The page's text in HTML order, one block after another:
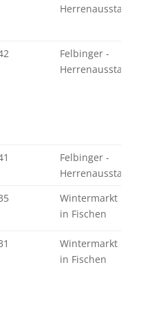
Herrenausstatter
Felbinger -
Herrenausstatter
Felbinger -
Herrenausstatter
Wintermarkt im
in Fischen
Wintermarkt im
in Fischen